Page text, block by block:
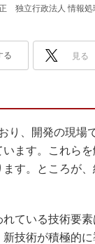
独立行政法人 情報処
る 見る
り、開発の現場
ます。これら
す。ところが
ている技術要
技術が積極的